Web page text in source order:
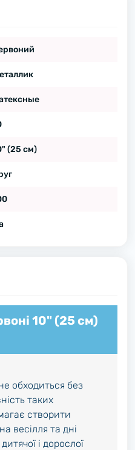
(25 см)
10" (25 см)
обходиться без
таких
створити
весілля та дні
і дорослої